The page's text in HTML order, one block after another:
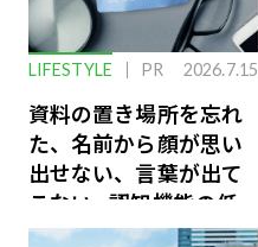
LIFESTYLE PR 2026.7.15
資料の置き場所を忘れ
た、名前から顔が思い
出せない、言葉が出て
こない…認知機能の低
下を救う、脳のインナ